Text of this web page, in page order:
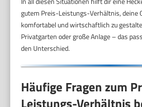
gutem Preis-Leistungs-Verhältnis, deine
komfortabel und wirtschaftlich zu
Privatgarten oder große Anlage – das
den Unterschied.
Häufige Fragen zum